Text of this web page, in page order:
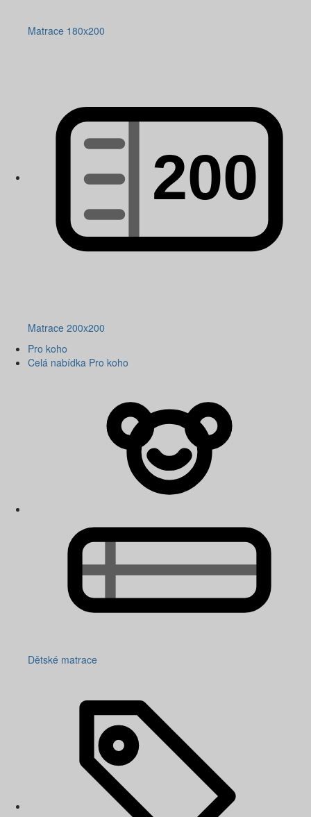
Matrace 180x200
Matrace 200x200
Pro koho
Celá nabídka Pro koho
Dětské matrace